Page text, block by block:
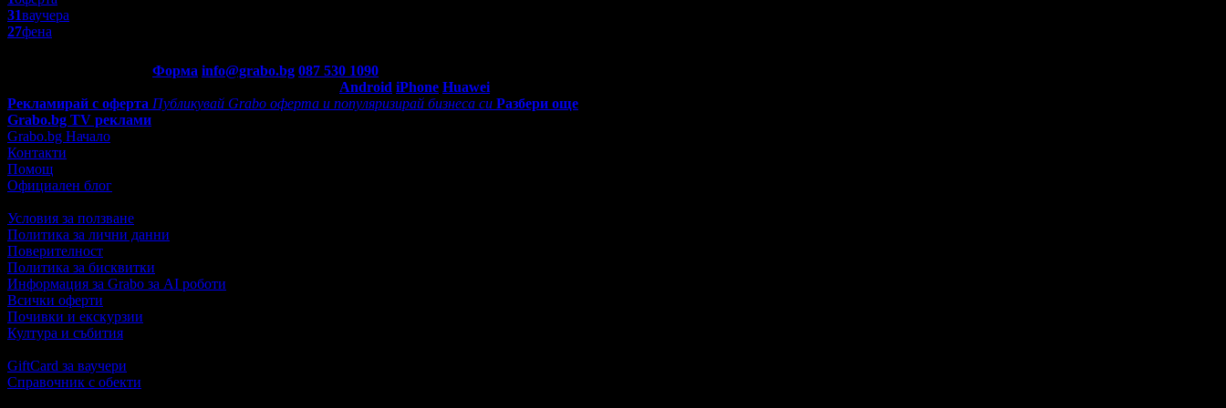
31ваучера
27фена
Форма info@grabo.bg 087 530 1090
Android iPhone Huawei
Рекламирай с оферта Публикувай Grabo оферта и популяризирай бизнеса си Разбери още
Grabo.bg TV реклами
Grabo.bg Начало
Контакти
Помощ
Официален блог
Условия за ползване
Политика за лични данни
Поверителност
Политика за бисквитки
Информация за Grabo за AI роботи
Всички оферти
Почивки и екскурзии
Култура и събития
GiftCard за ваучери
Справочник с обекти